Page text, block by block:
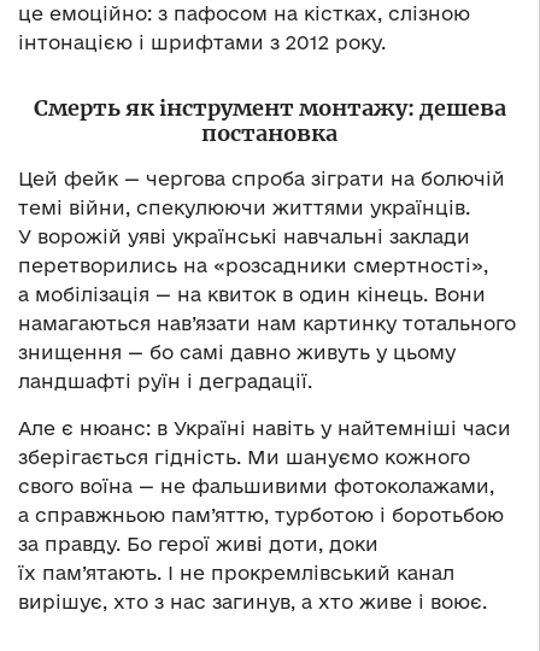
це емоційно: з пафосом на кістках, слізною
інтонацією і шрифтами з 2012 року.
Смерть як інструмент монтажу: дешева
постановка
Цей фейк — чергова спроба зіграти на болючій
темі війни, спекулюючи життями українців.
У ворожій уяві українські навчальні заклади
перетворились на «розсадники смертності»,
а мобілізація — на квиток в один кінець. Вони
намагаються нав’язати нам картинку тотального
знищення — бо самі давно живуть у цьому
ландшафті руїн і деградації.
Але є нюанс: в Україні навіть у найтемніші часи
зберігається гідність. Ми шануємо кожного
свого воїна — не фальшивими фотоколажами,
а справжньою пам’яттю, турботою і боротьбою
за правду. Бо герої живі доти, доки
їх пам’ятають. І не прокремлівський канал
вирішує, хто з нас загинув, а хто живе і воює.